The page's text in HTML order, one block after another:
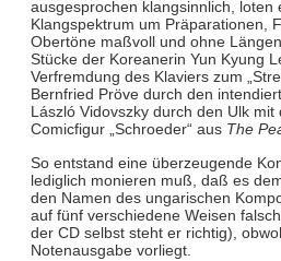
ausgesprochen klangsinnlich, loten
Klangspektrum um Präparationen,
Obertöne maßvoll und ohne
Stücke der Koreanerin Yun Kyung
Verfremdung des Klaviers zum
Bernfried Pröve durch den
László Vidovszky durch den Ulk mit
Comicfigur „Schroeder“ aus The
So entstand eine überzeugende
lediglich monieren muß, daß es
den Namen des ungarischen
auf fünf verschiedene Weisen
der CD selbst steht er richtig),
Notenausgabe vorliegt.